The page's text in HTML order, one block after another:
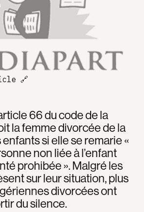
66 du code de la
la femme divorcée de la
si elle se remarie «
non liée à l’enfant
prohibée ». Malgré les
sur leur situation, plus
divorcées ont
du silence.
🔗